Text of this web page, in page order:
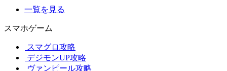
一覧を見る
スマホゲーム
スマグロ攻略
デジモンUP攻略
ヴァンピール攻略